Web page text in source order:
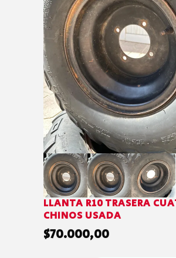
LLANTA R10 TRASERA
CHINOS USADA
$70.000,00